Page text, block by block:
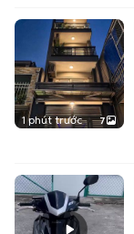
1 phút trước 7